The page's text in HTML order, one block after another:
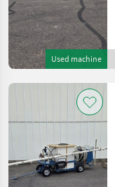
Used machine